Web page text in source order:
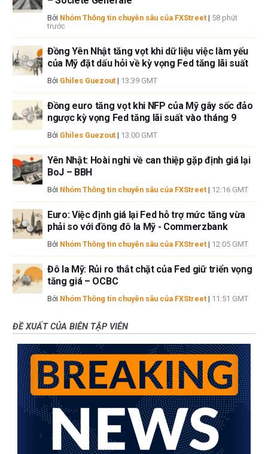
Tác giả và FXStreet không phải là các cố vấn đầu tư đã đăng ký và không
có nội dung nào trong bài viết này nhằm mục đích tư vấn đầu tư.
Bởi Nhóm Thông tin chuyên sâu của FXStreet | 58 phút
trước
Đồng Yên Nhật tăng vọt khi dữ liệu việc làm yếu
của Mỹ đặt dấu hỏi về kỳ vọng Fed tăng lãi suất
Bởi Ghiles Guezout | 13:39 GMT
Đồng euro tăng vọt khi NFP của Mỹ gây sốc đảo
ngược kỳ vọng Fed tăng lãi suất vào tháng 9
Bởi Ghiles Guezout | 13:00 GMT
Yên Nhật: Hoài nghi về can thiệp gặp định giá lại
BoJ – BBH
Bởi Nhóm Thông tin chuyên sâu của FXStreet | 12:16 GMT
Euro: Việc định giá lại Fed hỗ trợ mức tăng vừa
phải so với đồng đô la Mỹ - Commerzbank
Bởi Nhóm Thông tin chuyên sâu của FXStreet | 12:05 GMT
Đô la Mỹ: Rủi ro thắt chặt của Fed giữ triển vọng
tăng giá – OCBC
Bởi Nhóm Thông tin chuyên sâu của FXStreet | 11:51 GMT
ĐỀ XUẤT CỦA BIÊN TẬP VIÊN